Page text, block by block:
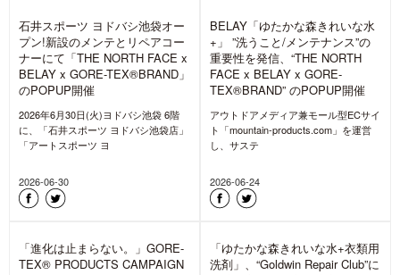
+」200mlをプレゼント
スノーシーズンを前に、「THE
NORTH FACE SNOW WEAR
COLLECTIONS 2
2026-08-07